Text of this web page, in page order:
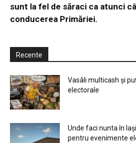
sunt la fel de săraci ca atunci
conducerea Primăriei.
Recente
Vasâli multicash și
electorale
Unde faci nunta în
pentru evenimente